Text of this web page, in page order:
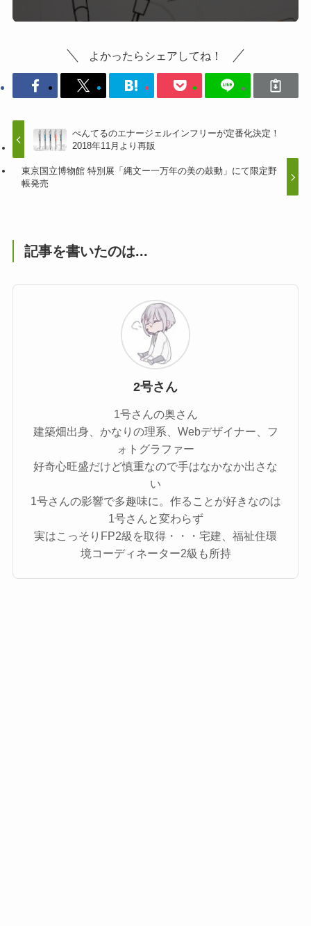
よかったらシェアしてね！
ぺんてるのエナージェルインフリーが定番化決定！
2018年11月より再販
東京国立博物館 特別展「縄文ー一万年の美の鼓動」にて限定野
帳発売
記事を書いたのは...
2号さん
1号さんの奥さん
建築畑出身、かなりの理系、Webデザイナー、フ
ォトグラファー
好奇心旺盛だけど慎重なので手はなかなか出さな
い
1号さんの影響で多趣味に。作ることが好きなのは
1号さんと変わらず
実はこっそりFP2級を取得・・・宅建、福祉住環
境コーディネーター2級も所持